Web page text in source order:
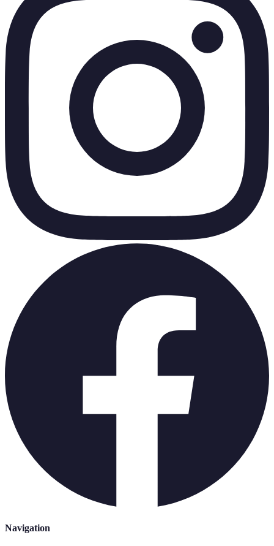
Navigation